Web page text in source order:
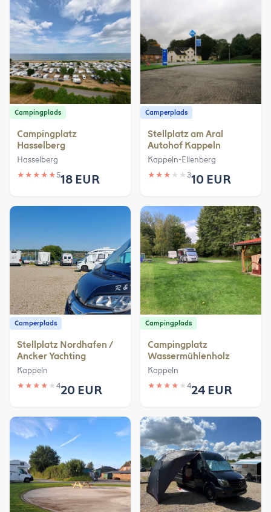
Campingplads
Campingplatz
Hasselberg
Hasselberg
★ ★ ★ ★ ★518 EUR
Camperplads
Stellplatz am Aral
Autohof Kappeln
Kappeln-Ellenberg
★ ★ ★ ★ ★ 310 EUR
Camperplads
Stellplatz Nordhafen /
Ancker Yachting
Kappeln
★ ★ ★ ★ ★ 420 EUR
Campingplads
Campingplatz
Wassermühlenholz
Kappeln
★ ★ ★ ★ ★ 424 EUR